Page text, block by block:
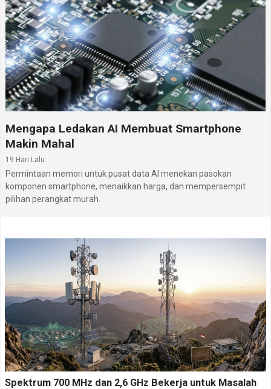
Mengapa Ledakan AI Membuat Smartphone
Makin Mahal
19 Hari Lalu
Permintaan memori untuk pusat data AI menekan pasokan
komponen smartphone, menaikkan harga, dan mempersempit
pilihan perangkat murah.
Spektrum 700 MHz dan 2,6 GHz Bekerja untuk Masalah